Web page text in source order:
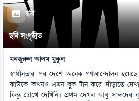
ছবি
ছবি সংগৃহীত
মনজুরুল আলম মুকুল
স্বাধীনতার পর দেশে অনেক গণআন্দোলন
কাউকে কখনও এমন বুক টান করে দাঁড়াতে দেখা
কিন্তু চোখে দেখিনি। প্রথম দেখল আবু সাঈদের